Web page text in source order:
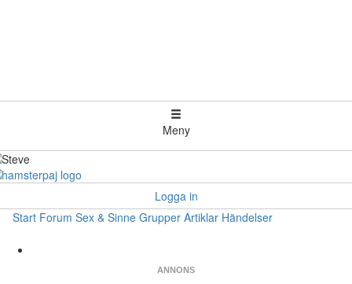
Meny
Logga in
Start Forum Sex & Sinne Grupper Artiklar Händelser
ANNONS